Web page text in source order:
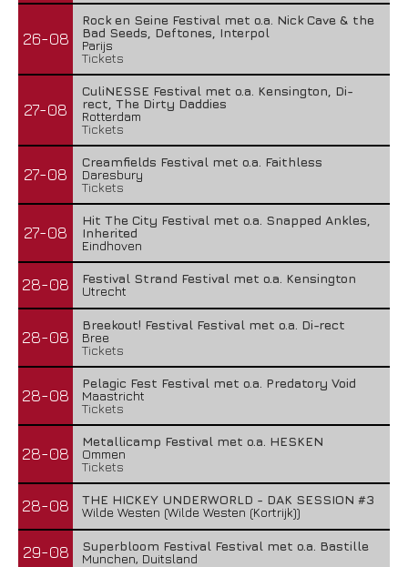
26-08
Rock en Seine Festival met o.a. Nick Cave & the
Bad Seeds, Deftones, Interpol
Parijs
Tickets
27-08
CuliNESSE Festival met o.a. Kensington, Di-
rect, The Dirty Daddies
Rotterdam
Tickets
27-08
Creamfields Festival met o.a. Faithless
Daresbury
Tickets
27-08
Hit The City Festival met o.a. Snapped Ankles,
Inherited
Eindhoven
28-08
Festival Strand Festival met o.a. Kensington
Utrecht
28-08
Breekout! Festival Festival met o.a. Di-rect
Bree
Tickets
28-08
Pelagic Fest Festival met o.a. Predatory Void
Maastricht
Tickets
28-08
Metallicamp Festival met o.a. HESKEN
Ommen
Tickets
28-08
THE HICKEY UNDERWORLD - DAK SESSION #3
Wilde Westen (Wilde Westen (Kortrijk))
29-08
Superbloom Festival Festival met o.a. Bastille
Munchen, Duitsland